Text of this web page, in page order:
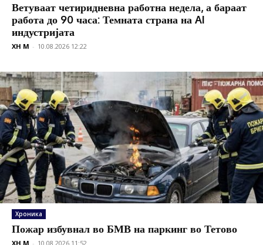
Ветуваат четиридневна работна недела, а бараат
работа до 90 часа: Темната страна на AI
индустријата
XH M - 10.08.2026 12:22
Хроника
Пожар избувнал во БМВ на паркинг во Тетово
XH M - 10.08.2026 11:52